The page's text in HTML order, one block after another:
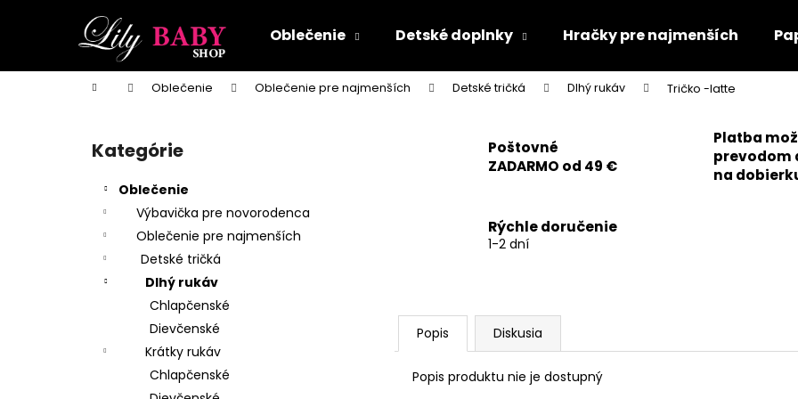
Oblečenie Detské doplnky Hračky pre najmenších
Domov Oblečenie Oblečenie pre najmenších Detské tričká Dlhý rukáv Tričko -latte
Preskočiť
kategórie
Kategórie
Oblečenie
Výbavička pre novorodenca
Oblečenie pre najmenších
Detské tričká
Dlhý rukáv
Chlapčenské
Dievčenské
Krátky rukáv
Chlapčenské
Poštovné
ZADARMO od 49 €
Platba
prevodom
na
Rýchle doručenie
1-2 dní
Popis Diskusia
Popis produktu nie je dostupný
í
Späť
do
Späť
do
Čo potrebujete nájsť?
Odporúčame